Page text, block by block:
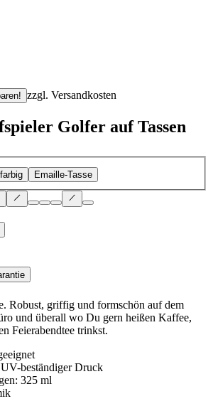
zzgl. Versandkosten
Golfer auf Tassen
Emaille-Tasse
Robust, griffig und formschön auf dem
und überall wo Du gern heißen Kaffee,
Feierabendtee trinkst.
beständiger Druck
325 ml